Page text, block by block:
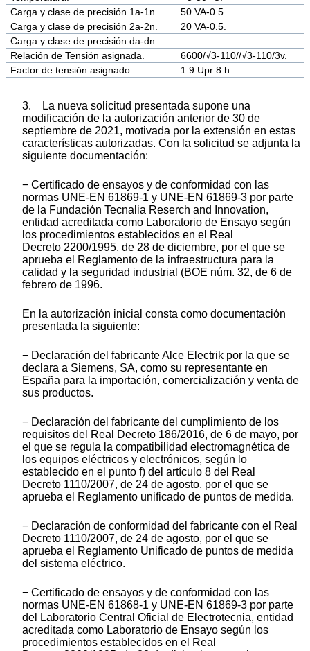
Carga y clase de precisión 1a-1n.
50 VA-0.5.
Carga y clase de precisión 2a-2n.
20 VA-0.5.
Carga y clase de precisión da-dn.
–
Relación de Tensión asignada.
6600/√3-110//√3-110/3v.
Factor de tensión asignado.
1.9 Upr 8 h.
3. La nueva solicitud presentada supone una
modificación de la autorización anterior de 30 de
septiembre de 2021, motivada por la extensión en estas
características autorizadas. Con la solicitud se adjunta la
siguiente documentación:
− Certificado de ensayos y de conformidad con las
normas UNE-EN 61869-1 y UNE-EN 61869-3 por parte
de la Fundación Tecnalia Reserch and Innovation,
entidad acreditada como Laboratorio de Ensayo según
los procedimientos establecidos en el Real
Decreto 2200/1995, de 28 de diciembre, por el que se
aprueba el Reglamento de la infraestructura para la
calidad y la seguridad industrial (BOE núm. 32, de 6 de
febrero de 1996.
En la autorización inicial consta como documentación
presentada la siguiente:
− Declaración del fabricante Alce Electrik por la que se
declara a Siemens, SA, como su representante en
España para la importación, comercialización y venta de
sus productos.
− Declaración del fabricante del cumplimiento de los
requisitos del Real Decreto 186/2016, de 6 de mayo, por
el que se regula la compatibilidad electromagnética de
los equipos eléctricos y electrónicos, según lo
establecido en el punto f) del artículo 8 del Real
Decreto 1110/2007, de 24 de agosto, por el que se
aprueba el Reglamento unificado de puntos de medida.
− Declaración de conformidad del fabricante con el Real
Decreto 1110/2007, de 24 de agosto, por el que se
aprueba el Reglamento Unificado de puntos de medida
del sistema eléctrico.
− Certificado de ensayos y de conformidad con las
normas UNE-EN 61868-1 y UNE-EN 61869-3 por parte
del Laboratorio Central Oficial de Electrotecnia, entidad
acreditada como Laboratorio de Ensayo según los
procedimientos establecidos en el Real